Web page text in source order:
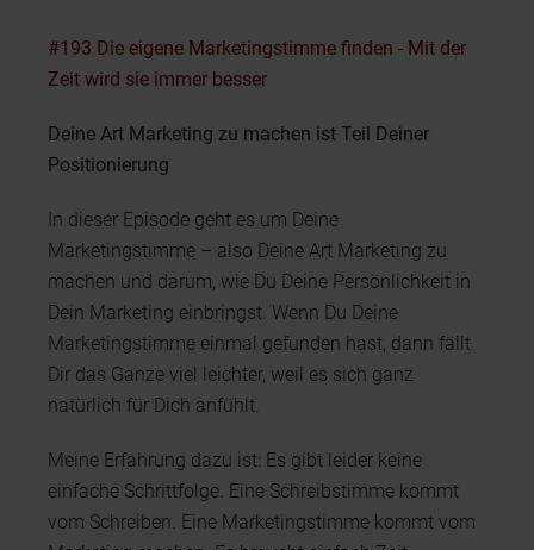
#193 Die eigene Marketingstimme finden - Mit der
Zeit wird sie immer besser
Deine Art Marketing zu machen ist Teil Deiner
Positionierung
In dieser Episode geht es um Deine
Marketingstimme – also Deine Art Marketing zu
machen und darum, wie Du Deine Persönlichkeit in
Dein Marketing einbringst. Wenn Du Deine
Marketingstimme einmal gefunden hast, dann fällt
Dir das Ganze viel leichter, weil es sich ganz
natürlich für Dich anfühlt.
Meine Erfahrung dazu ist: Es gibt leider keine
einfache Schrittfolge. Eine Schreibstimme kommt
vom Schreiben. Eine Marketingstimme kommt vom